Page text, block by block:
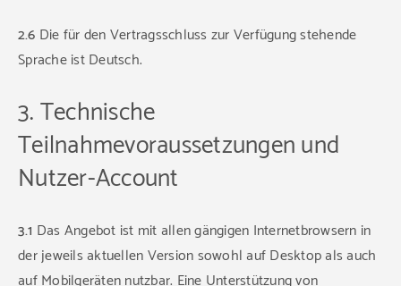
2.6 Die für den Vertragsschluss zur Verfügung stehende
Sprache ist Deutsch.
3. Technische
Teilnahmevoraussetzungen und
Nutzer-Account
3.1 Das Angebot ist mit allen gängigen Internetbrowsern in
der jeweils aktuellen Version sowohl auf Desktop als auch
auf Mobilgeräten nutzbar. Eine Unterstützung von